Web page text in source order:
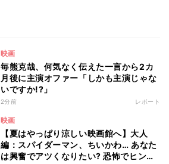
映画
毎熊克哉、何気なく伝えた一言から2カ
月後に主演オファー「しかも主演じゃな
いですか!?」
2分前 レポート
映画
【夏はやっぱり涼しい映画館へ】大人
編：スパイダーマン、ちいかわ… あなた
は興奮でアツくなりたい? 恐怖でヒンヤ